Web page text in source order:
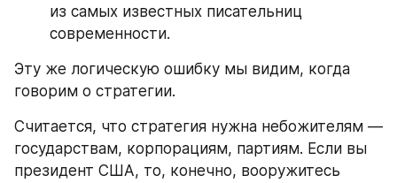
из самых известных писательниц
современности.
Эту же логическую ошибку мы видим, когда
говорим о стратегии.
Считается, что стратегия нужна небожителям —
государствам, корпорациям, партиям. Если вы
президент США, то, конечно, вооружитесь